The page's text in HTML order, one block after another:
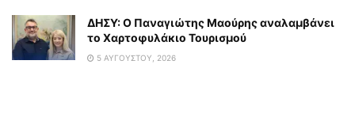
ΔΗΣΥ: Ο Παναγιώτης Μαούρης αναλαμβάνει
το Χαρτοφυλάκιο Τουρισμού
5 ΑΥΓΟΎΣΤΟΥ, 2026